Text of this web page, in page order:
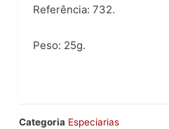
Referência: 732.
Peso: 25g.
Categoria Especiarias